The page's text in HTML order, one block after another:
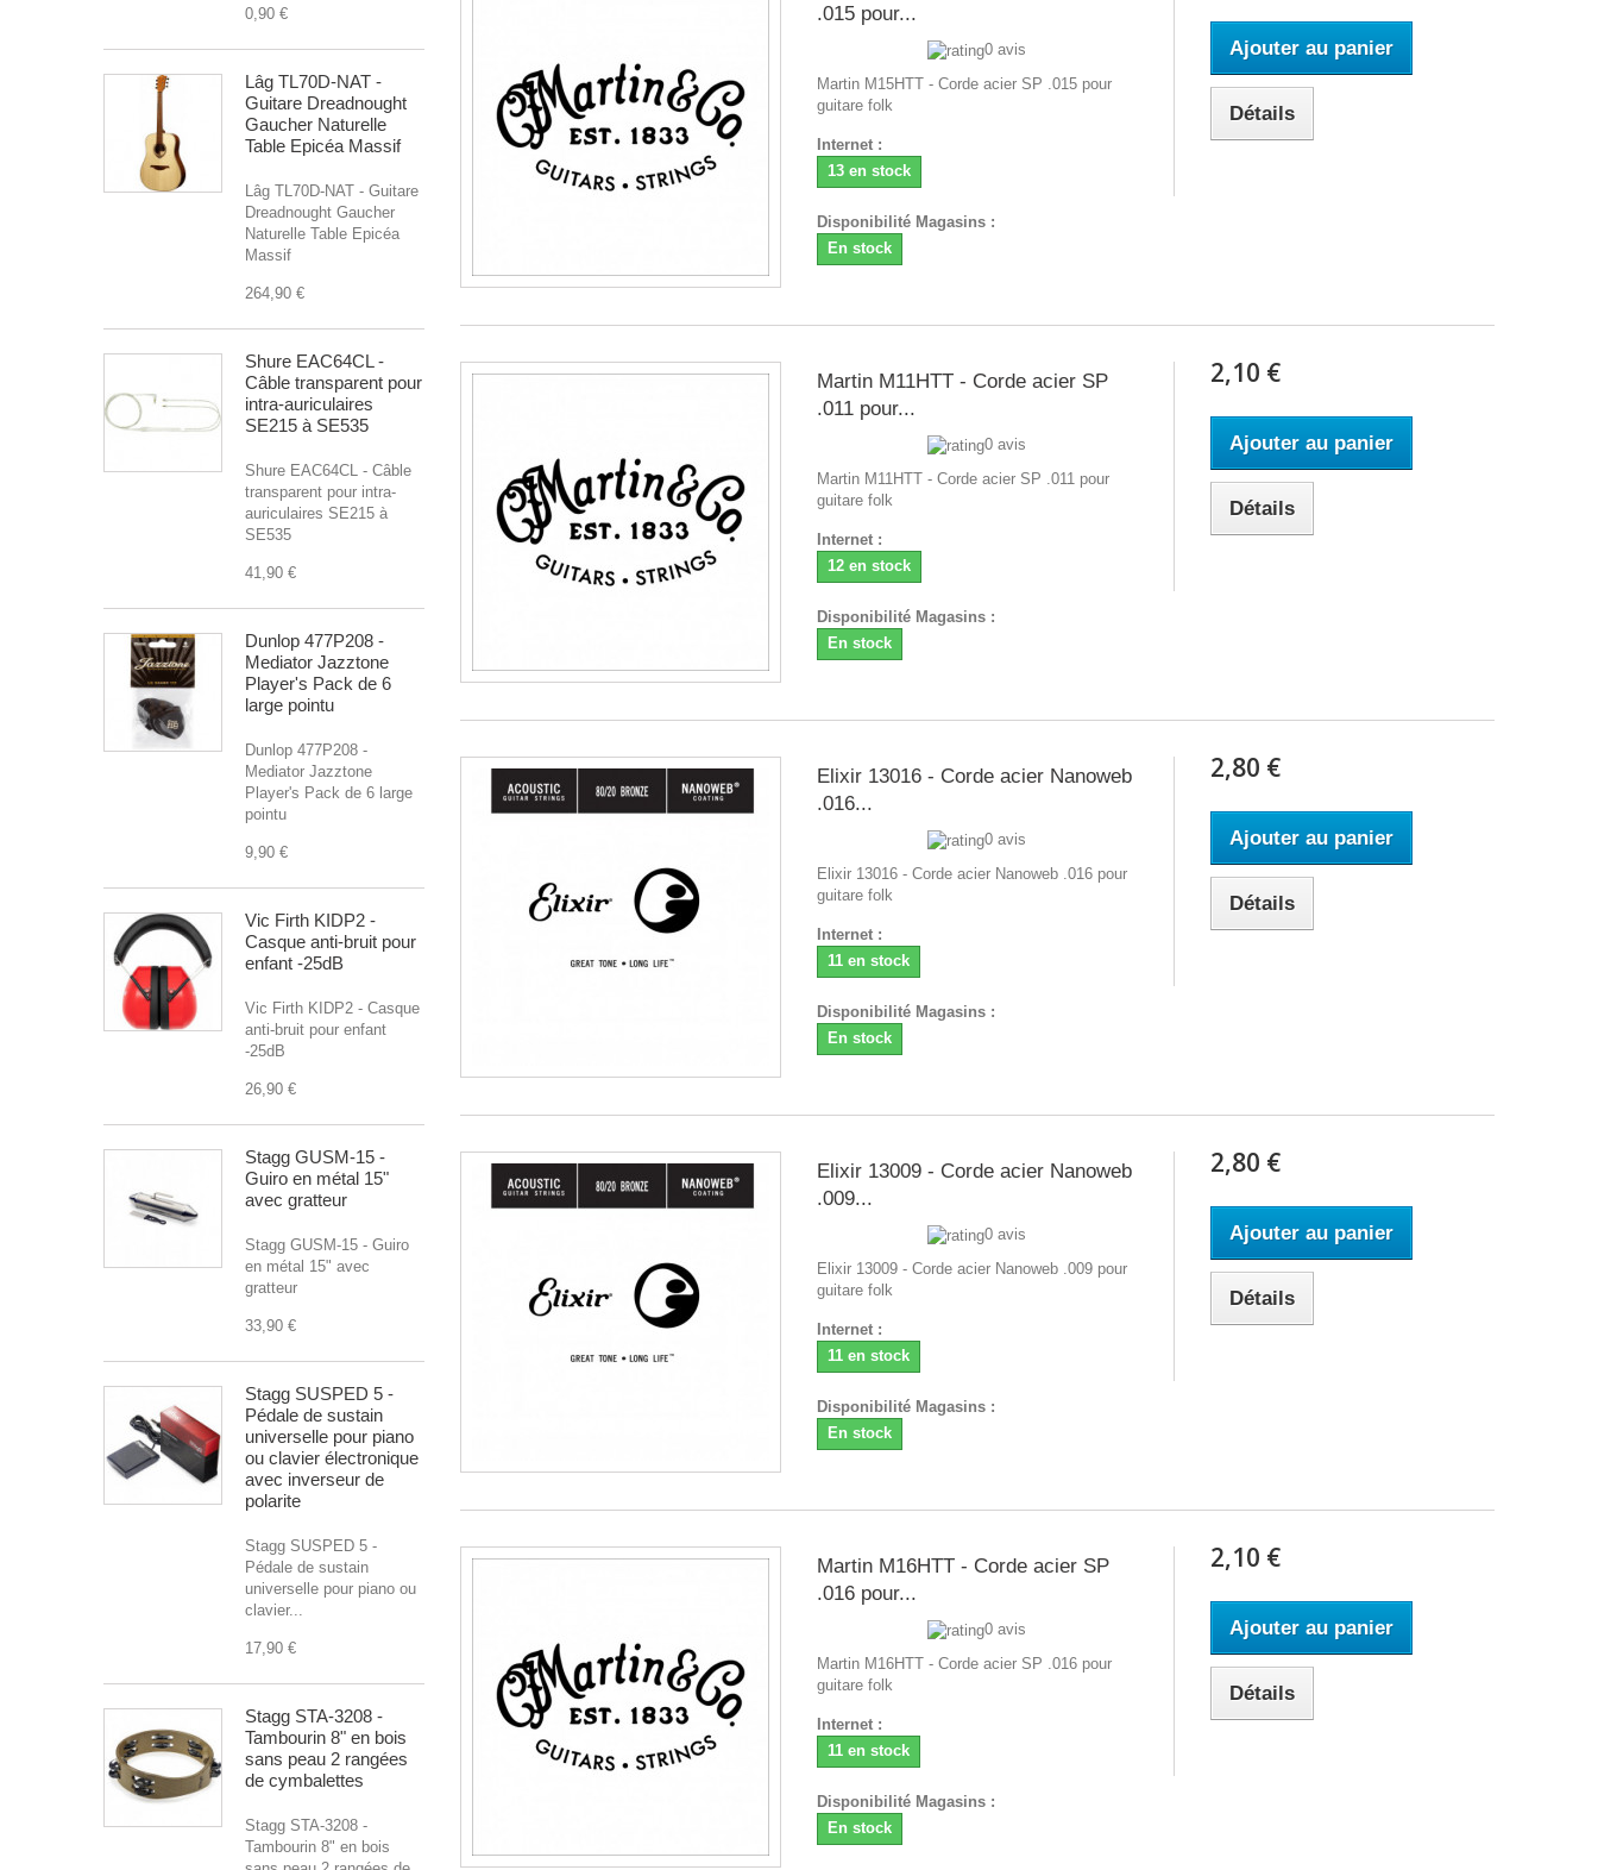
0,90 €
Lâg TL70D-NAT -
Guitare Dreadnought
Gaucher Naturelle
Table Epicéa Massif
Lâg TL70D-NAT - Guitare
Dreadnought Gaucher
Naturelle Table Epicéa
Massif
264,90 €
Shure EAC64CL -
Câble transparent pour
intra-auriculaires
SE215 à SE535
Shure EAC64CL - Câble
transparent pour intra-
auriculaires SE215 à
SE535
41,90 €
Dunlop 477P208 -
Mediator Jazztone
Player's Pack de 6
large pointu
Dunlop 477P208 -
Mediator Jazztone
Player's Pack de 6 large
pointu
9,90 €
Vic Firth KIDP2 -
Casque anti-bruit pour
enfant -25dB
Vic Firth KIDP2 - Casque
anti-bruit pour enfant
-25dB
26,90 €
Stagg GUSM-15 -
Guiro en métal 15"
avec gratteur
Stagg GUSM-15 - Guiro
en métal 15" avec
gratteur
33,90 €
Stagg SUSPED 5 -
Pédale de sustain
universelle pour piano
ou clavier électronique
avec inverseur de
polarite
Stagg SUSPED 5 -
Pédale de sustain
universelle pour piano ou
clavier...
17,90 €
Stagg STA-3208 -
Tambourin 8" en bois
sans peau 2 rangées
de cymbalettes
Stagg STA-3208 -
Tambourin 8" en bois
.015 pour...
0 avis
Martin M15HTT - Corde acier SP .015 pour
guitare folk
Internet :
13 en stock
Disponibilité Magasins :
En stock
Ajouter au panier
Détails
Martin M11HTT - Corde acier SP
.011 pour...
0 avis
Martin M11HTT - Corde acier SP .011 pour
guitare folk
Internet :
12 en stock
Disponibilité Magasins :
En stock
2,10 €
Ajouter au panier
Détails
Elixir 13016 - Corde acier Nanoweb
.016...
0 avis
Elixir 13016 - Corde acier Nanoweb .016 pour
guitare folk
Internet :
11 en stock
Disponibilité Magasins :
En stock
2,80 €
Ajouter au panier
Détails
Elixir 13009 - Corde acier Nanoweb
.009...
0 avis
Elixir 13009 - Corde acier Nanoweb .009 pour
guitare folk
Internet :
11 en stock
Disponibilité Magasins :
En stock
2,80 €
Ajouter au panier
Détails
Martin M16HTT - Corde acier SP
.016 pour...
0 avis
Martin M16HTT - Corde acier SP .016 pour
guitare folk
Internet :
11 en stock
Disponibilité Magasins :
En stock
2,10 €
Ajouter au panier
Détails